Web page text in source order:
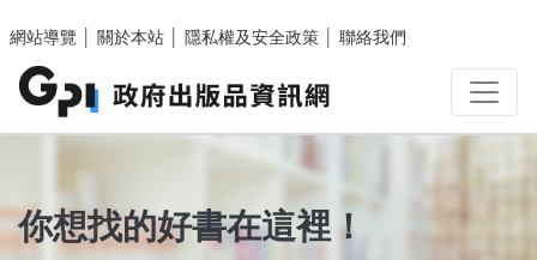
網站導覽
關於本站 隱私權及安全政策 聯絡我們
你想找的好書在這裡！